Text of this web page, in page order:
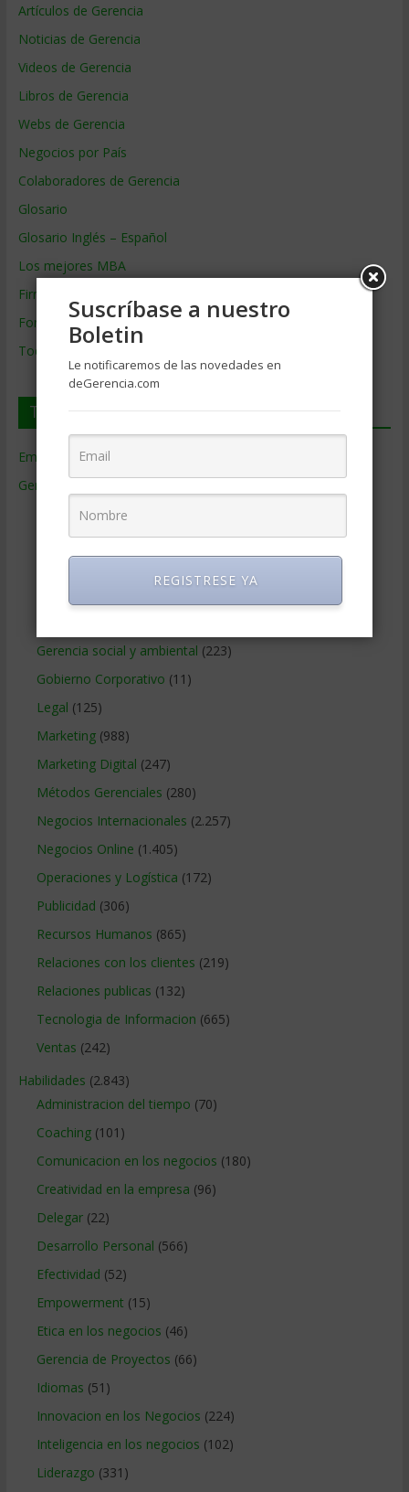
Artículos de Gerencia
Noticias de Gerencia
Videos de Gerencia
Libros de Gerencia
Webs de Gerencia
Negocios por País
Colaboradores de Gerencia
Glosario
Glosario Inglés – Español
Los mejores MBA
Firmas de Gerencia
Formación de Gerencia
Todos los Temas
Temas de Gerencia
Empresas de Gerencia
Gerencia
Ciencias Económicas
Contabilidad(466)
Educacion Gerencial
Gerencia social y ambiental (223)
Gobierno Corporativo (11)
Legal (125)
Marketing(988)
Marketing Digital (247)
Métodos Gerenciales (280)
Negocios Internacionales (2.257)
Negocios Online (1.405)
Operaciones y Logística (172)
Publicidad (306)
Recursos Humanos (865)
Relaciones con los clientes (219)
Relaciones publicas (132)
Tecnologia de Informacion (665)
Ventas (242)
Habilidades (2.843)
Administracion del tiempo (70)
Coaching(101)
Comunicacion en los negocios (180)
Creatividad en la empresa (96)
Delegar(22)
Desarrollo Personal (566)
Efectividad (52)
Empowerment (15)
Etica en los negocios (46)
Gerencia de Proyectos (66)
Idiomas (51)
Innovacion en los Negocios (224)
Inteligencia en los negocios (102)
Liderazgo (331)
Suscríbase a nuestro
Boletin
Le notificaremos de las novedades en
deGerencia.com
REGISTRESE YA